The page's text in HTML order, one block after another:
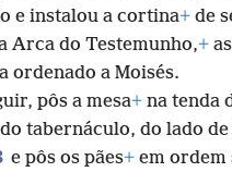
e instalou a cortina+ de
Arca do Testemunho,+
ordenado a Moisés.
pôs a mesa+ na tenda
tabernáculo, do lado
e pôs os pães+ em ordem